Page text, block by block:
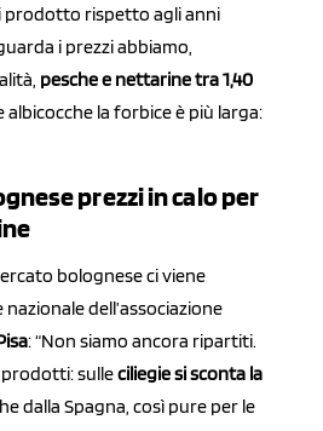
prodotto rispetto agli anni
i prezzi abbiamo,
pesche e nettarine tra 1,40
albicocche la forbice è più larga:
prezzi in calo per
bolognese ci viene
dell’associazione
: “Non siamo ancora ripartiti.
sulleciliegie si sconta la
dalla Spagna, così pure per le